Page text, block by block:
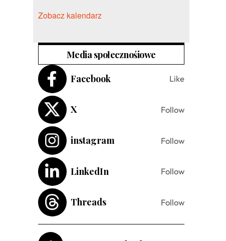
Zobacz kalendarz
Media społecznośiowe
Facebook
Like
X Follow
instagram Follow
LinkedIn Follow
Threads Follow